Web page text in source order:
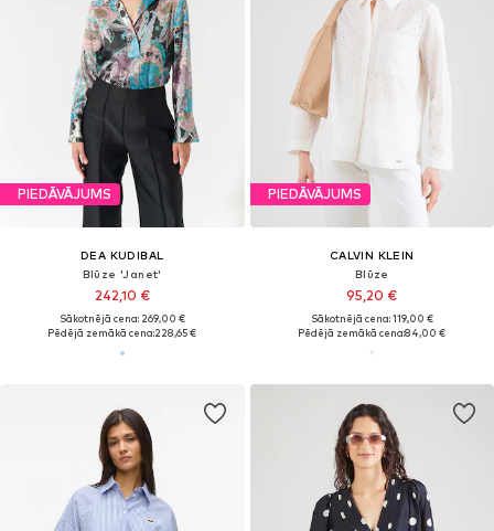
PIEDĀVĀJUMS
DEA KUDIBAL
Blūze 'Janet'
242,10 €
Sākotnējā cena: 269,00 €
Pēdējā zemākā cena:228,65 €
PIEDĀVĀJUMS
CALVIN KLEIN
Blūze
95,20 €
Sākotnējā cena: 119,00 €
Pēdējā zemākā cena:84,00 €